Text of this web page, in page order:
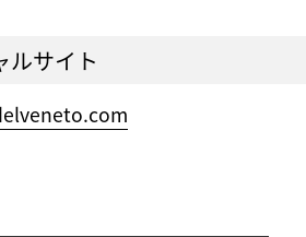
ルサイト